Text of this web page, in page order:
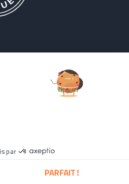
personnelles
Paradygm
par
PARFAIT !